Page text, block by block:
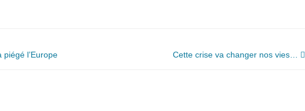
l’Europe Cette crise va changer nos vies…